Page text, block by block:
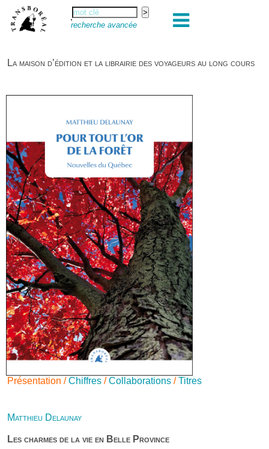
recherche avancée
La maison d’édition et la librairie des voyageurs au long cours
Présentation /Chiffres /Collaborations /Titres
Matthieu Delaunay
Les charmes de la vie en Belle Province